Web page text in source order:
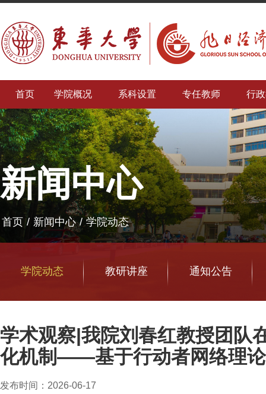
首页 学院概况 系科设置 专任教师 行
新闻中心
首页 / 新闻中心 / 学院动态
学院动态 教研讲座 通知公告
学术观察|我院刘春红教授团队
化机制——基于行动者网络理
发布时间：2026-06-17